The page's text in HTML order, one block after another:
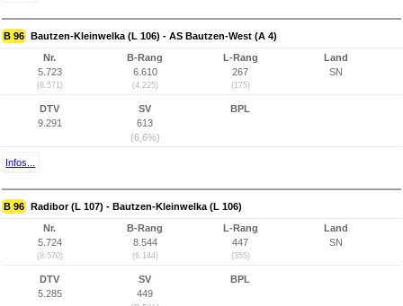
B 96 Bautzen-Kleinwelka (L 106) - AS Bautzen-West (A 4)
Nr.
5.723
(8.571)
B-Rang
6.610
(4.225)
L-Rang
267
(175)
Land
SN
DTV
9.291
SV
613
(6,6%)
BPL
Infos...
B 96 Radibor (L 107) - Bautzen-Kleinwelka (L 106)
Nr.
5.724
(8.570)
B-Rang
8.544
(6.144)
L-Rang
447
(355)
Land
SN
DTV
5.285
SV
449
BPL